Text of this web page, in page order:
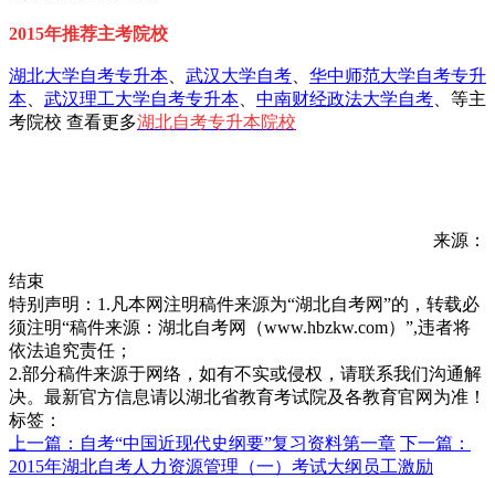
2015年推荐主考院校
湖北大学自考专升本 武汉大学自考
华中师范大学自考专升
本
武汉理工大学自考专升本 中南财经政法大学自考 、等主
考院校 查看更多湖北自考专升本院校
来源：
结束
特别声明：1.凡本网注明稿件来源为“湖北自考网”的，转载必
须注明“稿件来源：湖北自考网（www.hbzkw.com）”,违者将
依法追究责任；
2.部分稿件来源于网络，如有不实或侵权，请联系我们沟通解
决。最新官方信息请以湖北省教育考试院及各教育官网为准！
标签：
上一篇：自考“中国近现代史纲要”复习资料第一章 下一篇：
2015年湖北自考人力资源管理（一）考试大纲员工激励